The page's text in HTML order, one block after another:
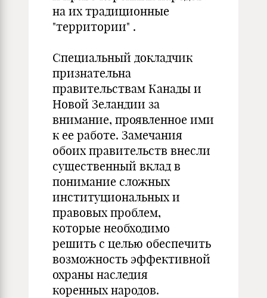
на их традиционные
"территории" .
Специальный докладчик
признательна
правительствам Канады и
Новой Зеландии за
внимание, проявленное ими
к ее работе. Замечания
обоих правительств внесли
существенный вклад в
понимание сложных
институциональных и
правовых проблем,
которые необходимо
решить с целью обеспечить
возможность эффективной
охраны наследия
коренных народов.